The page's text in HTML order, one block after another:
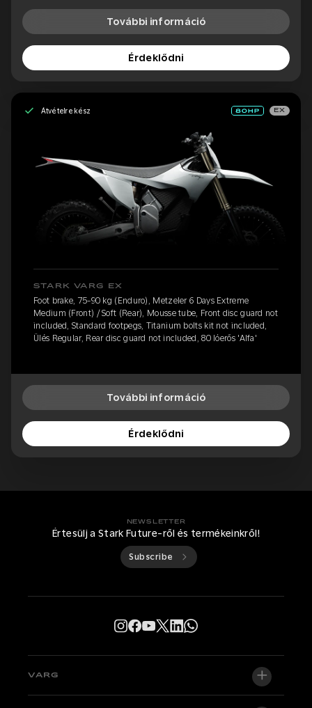
További információ
Érdeklődni
Átvételre kész EX
STARK VARG EX
Foot brake, 75-90 kg (Enduro), Metzeler 6 Days Extreme
Medium (Front) / Soft (Rear), Mousse tube, Front disc guard not
included, Standard footpegs, Titanium bolts kit not included,
Ülés Regular, Rear disc guard not included, 80 lóerős 'Alfa'
További információ
Érdeklődni
NEWSLETTER
Értesülj a Stark Future-ről és termékeinkről!
Subscribe
VARG